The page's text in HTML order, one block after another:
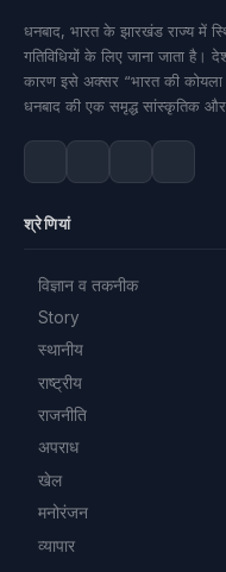
धनबाद, भारत के झारखंड राज्य में
गतिविधियों के लिए जाना जाता है।
कारण इसे अक्सर “भारत की कोयला
धनबाद की एक समृद्ध सांस्कृतिक और
श्रेणियां
विज्ञान व तकनीक
Story
स्थानीय
राष्ट्रीय
राजनीति
अपराध
खेल
मनोरंजन
व्यापार